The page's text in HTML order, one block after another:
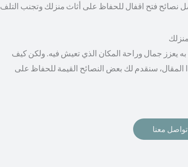
نصائح فتح اقفال للحفاظ على أثاث منزلك وتجنب التلف
به يعزز جمال وراحة المكان الذي تعيش فيه. ولكن كيف
سنقدم لك بعض النصائح القيمة للحفاظ على
تواصل معنا